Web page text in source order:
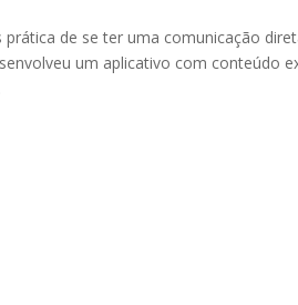
de se ter uma comunicação
um aplicativo com conteúdo